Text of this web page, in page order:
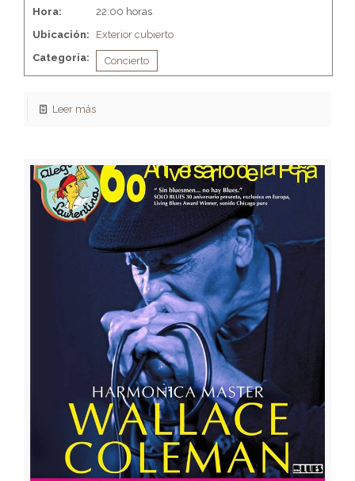
Hora:
22:00 horas
Ubicación:
Exterior cubierto
Categoria:
Concierto
Leer más